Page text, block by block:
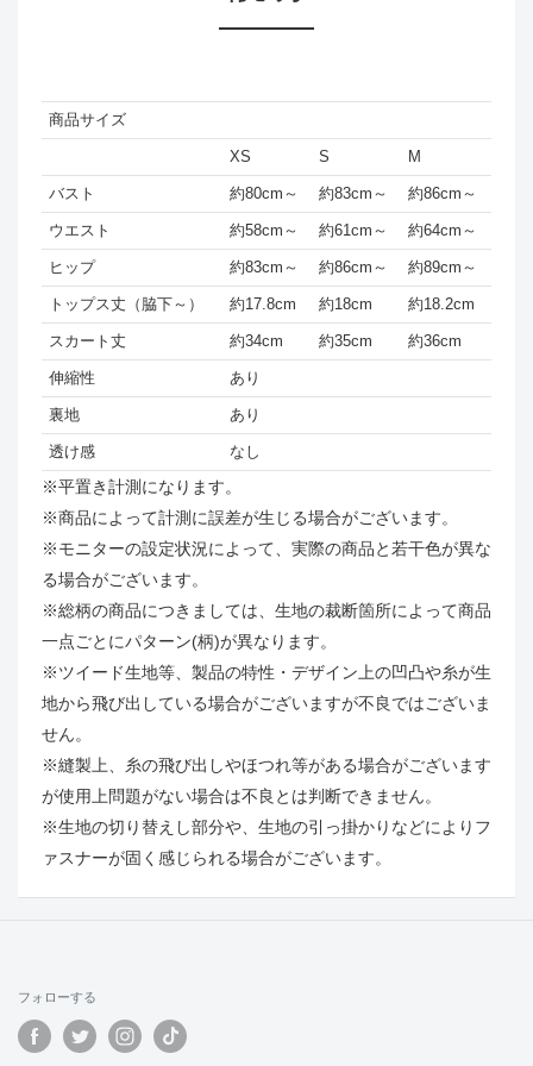
商品サイズ
XS S M
バスト 約80cm～ 約83cm～ 約86cm～
ウエスト 約58cm～ 約61cm～ 約64cm～
ヒップ 約83cm～ 約86cm～ 約89cm～
トップス丈（脇下～） 約17.8cm 約18cm 約18.2cm
スカート丈 約34cm 約35cm 約36cm
伸縮性 あり
裏地 あり
透け感 なし
※平置き計測になります。
※商品によって計測に誤差が生じる場合がございます。
※モニターの設定状況によって、実際の商品と若干色が異な
る場合がございます。
※総柄の商品につきましては、生地の裁断箇所によって商品
一点ごとにパターン(柄)が異なります。
※ツイード生地等、製品の特性・デザイン上の凹凸や糸が生
地から飛び出している場合がございますが不良ではございま
せん。
※縫製上、糸の飛び出しやほつれ等がある場合がございます
が使用上問題がない場合は不良とは判断できません。
※生地の切り替えし部分や、生地の引っ掛かりなどによりフ
ァスナーが固く感じられる場合がございます。
フォローする